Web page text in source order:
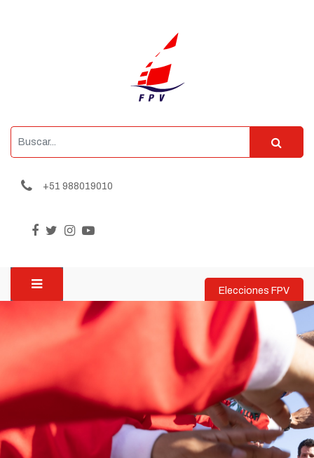
+51 988019010
Elecciones FPV